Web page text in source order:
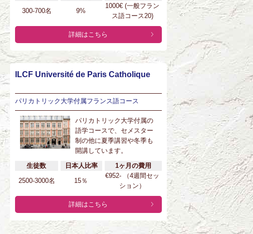
300-700名
9%
1000€ (一般フラン
ス語コース20)
詳細はこちら
ILCF Université de Paris Catholique
パリカトリック大学付属フランス語コース
パリカトリック大学付属の
語学コースで、セメスター
制の他に夏季講習や冬季も
開講しています。
生徒数
日本人比率
1ヶ月の費用
2500-3000名
15％
€952- （4週間セッ
ション）
詳細はこちら